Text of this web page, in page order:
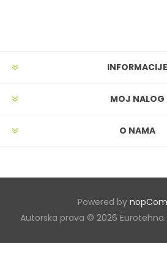
INFORMACIJE
MOJ NALOG
O NAMA
Powered by
Autorska prava © 2026